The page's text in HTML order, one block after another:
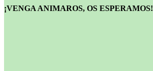
¡VENGA ANIMAROS, OS ESPERAMOS!